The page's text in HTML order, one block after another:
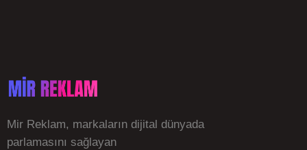
Mir Reklam, markaların dijital dünyada
parlamasını sağlayan